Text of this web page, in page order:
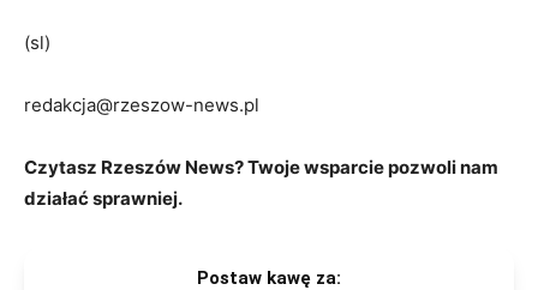
(sl)
redakcja@rzeszow-news.pl
Czytasz Rzeszów News? Twoje wsparcie pozwoli nam
działać sprawniej.
Postaw kawę za: